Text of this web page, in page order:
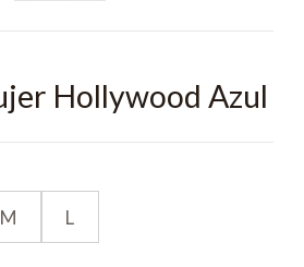
Hollywood Azul
M L